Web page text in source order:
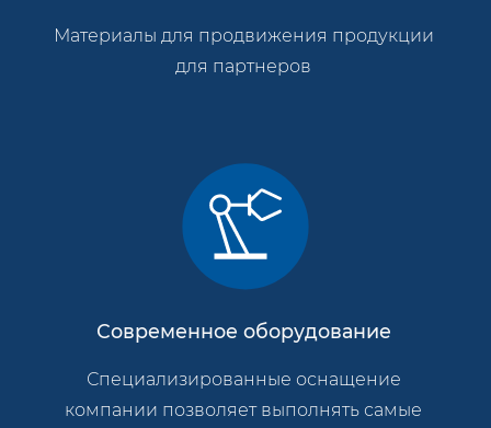
Материалы для продвижения продукции
для партнеров
Современное оборудование
Специализированные оснащение
компании позволяет выполнять самые